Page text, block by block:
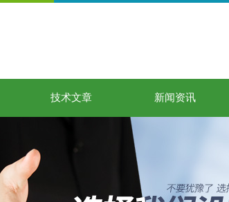
技术文章 新闻资讯